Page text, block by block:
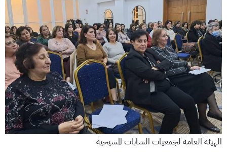
الهيئة العامة لجمعيات الشابات المسيحية